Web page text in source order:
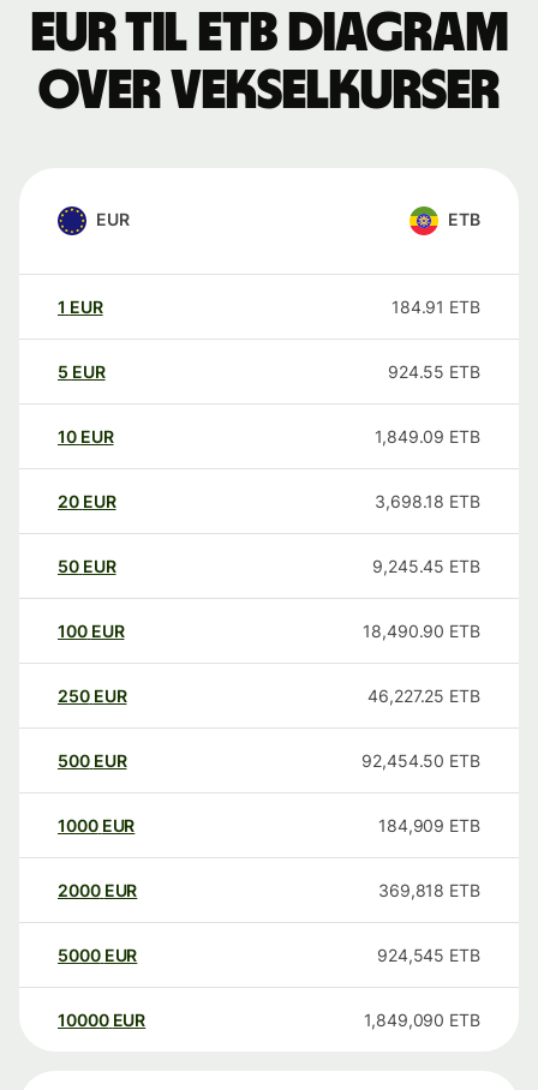
EUR til ETB Diagram
over vekselkurser
EUR ETB
1 EUR 184.91 ETB
5 EUR 924.55 ETB
10 EUR 1,849.09 ETB
20 EUR 3,698.18 ETB
50 EUR 9,245.45 ETB
100 EUR 18,490.90 ETB
250 EUR 46,227.25 ETB
500 EUR 92,454.50 ETB
1000 EUR 184,909 ETB
2000 EUR 369,818 ETB
5000 EUR 924,545 ETB
10000 EUR 1,849,090 ETB